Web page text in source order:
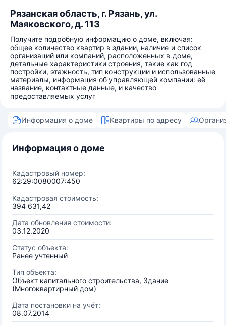
Рязанская область, г. Рязань, ул.
Маяковского, д. 113
Получите подробную информацию о доме, включая:
общее количество квартир в здании, наличие и список
организаций или компаний, расположенных в доме,
детальные характеристики строения, такие как год
постройки, этажность, тип конструкции и использованные
материалы, информация об управляющей компании: её
название, контактные данные, и качество
предоставляемых услуг
Информация о доме Квартиры по адресу
Информация о доме
Кадастровый номер:
62:29:0080007:450
Кадастровая стоимость:
394 631,42
Дата обновления стоимости:
03.12.2020
Статус объекта:
Ранее учтенный
Тип объекта:
Объект капитального строительства, Здание
(Многоквартирный дом)
Дата постановки на учёт:
08.07.2014